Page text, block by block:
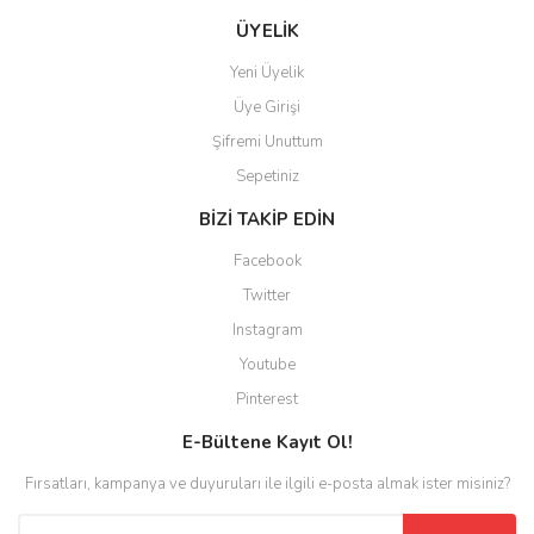
ÜYELİK
Yeni Üyelik
Üye Girişi
Şifremi Unuttum
Sepetiniz
BİZİ TAKİP EDİN
Facebook
Twitter
Instagram
Youtube
Pinterest
E-Bültene Kayıt Ol!
Fırsatları, kampanya ve duyuruları ile ilgili e-posta almak ister misiniz?